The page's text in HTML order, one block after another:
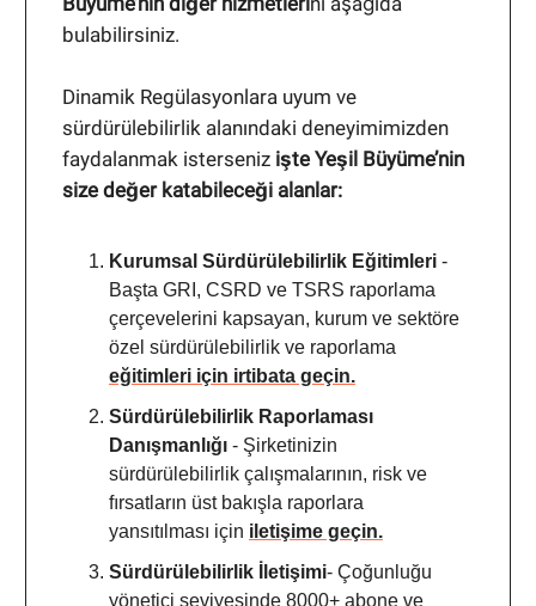
bulabilirsiniz.
Dinamik Regülasyonlara uyum ve
sürdürülebilirlik alanındaki deneyimimizden
faydalanmak isterseniz işte Yeşil Büyüme’nin
size değer katabileceği alanlar:
Kurumsal Sürdürülebilirlik Eğitimleri -
Başta GRI, CSRD ve TSRS raporlama
çerçevelerini kapsayan, kurum ve sektöre
özel sürdürülebilirlik ve raporlama
eğitimleri için irtibata geçin.
Sürdürülebilirlik Raporlaması
Danışmanlığı - Şirketinizin
sürdürülebilirlik çalışmalarının, risk ve
fırsatların üst bakışla raporlara
yansıtılması için iletişime geçin.
Sürdürülebilirlik İletişimi- Çoğunluğu
yönetici seviyesinde 8000+ abone ve